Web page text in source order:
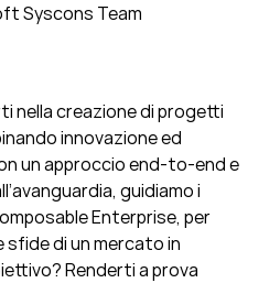
Syscons Team
nella creazione di progetti
innovazione ed
un approccio end-to-end e
guidiamo i
Enterprise, per
di un mercato in
Renderti a prova